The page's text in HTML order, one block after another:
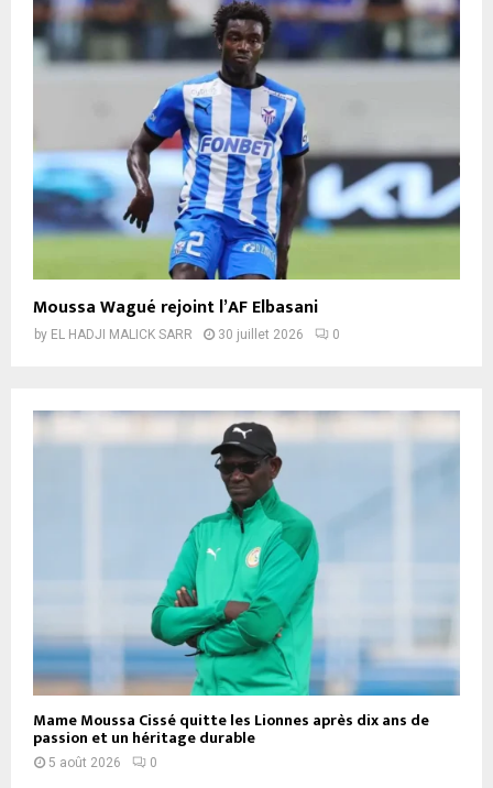
Moussa Wagué rejoint l’AF Elbasani
by EL HADJI MALICK SARR 30 juillet 2026 0
Mame Moussa Cissé quitte les Lionnes après dix ans de
passion et un héritage durable
5 août 2026 0